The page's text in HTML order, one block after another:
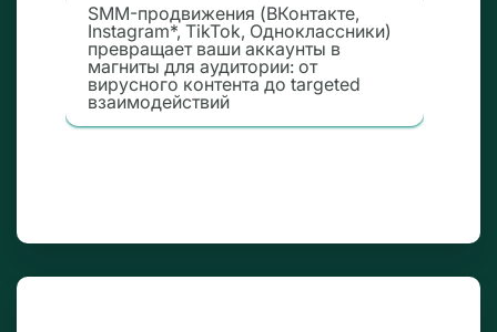
SMM-продвижения (ВКонтакте,
Instagram*, TikTok, Одноклассники)
превращает ваши аккаунты в
магниты для аудитории: от
вирусного контента до targeted
взаимодействий